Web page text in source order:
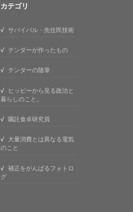
カテゴリ
サバイバル・先住民技術
テンダーが作ったもの
テンダーの随筆
ヒッピーから見る政治と
暮らしのこと。
嘱託食卓研究員
大量消費とは異なる電気
のこと
補正をがんばるフォトロ
グ